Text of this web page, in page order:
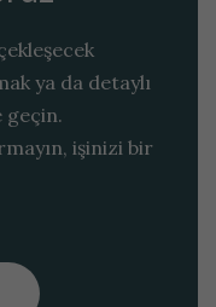
ya da detaylı
geçin.
işinizi bir